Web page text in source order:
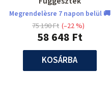
Megrendelèsre 7 napon belül 🚚
58 648 Ft
75 190 Ft (–22 %)
KOSÁRBA